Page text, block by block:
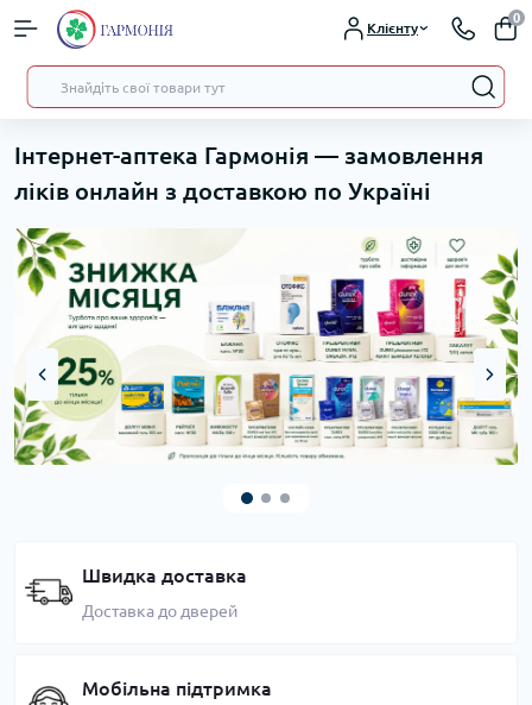
Клієнту
0
Інтернет-аптека Гармонія — замовлення
ліків онлайн з доставкою по Україні
Швидка доставка
Доставка до дверей
Мобільна підтримка